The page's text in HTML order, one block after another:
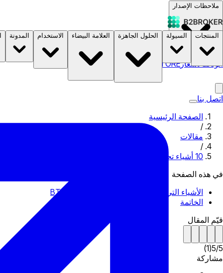
ملاحظات الإصدار
الوثائقالأسعارB2STORE
المنتجات السيولة الحلول الجاهزة العلامة البيضاء الاستخدام المدونة
اتصل بنا
الصفحة الرئيسية
/
مقالات
/
10 أشياء تحتاج إلى معرفتها قبل إنشاء منصة تداول العملات المشفرة الخاصة بك
في هذه الصفحة
الأشياء التي يجب تحضيرها قبل فتح بورصة BTC
الخاتمة
قيّم المقال
5/5
(
1
)
مشاركة